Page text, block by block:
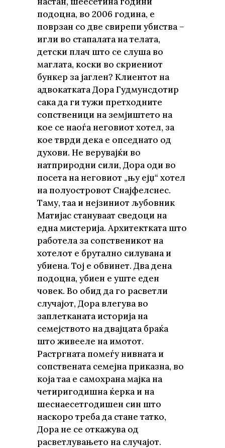
подоцна, во 2006 година, е
поврзан со две свирепи убиства –
игли во стапалата на телата,
детски плач што се слуша во
маглата, коски во скриениот
бункер за јаглен? Клиентот на
адвокатката Дора Гудмунсдотир
сака да ги тужи претходните
сопственици на земјиштето на
кое се наоѓа неговиот хотел, за
кое тврди дека е опседнато од
духови. Не верувајќи во
натприродни сили, Дора оди во
посета на неговиот „њу ејџ“ хотел
на полуостровот Снајфелснес.
Таму, таа и нејзиниот љубовник
Матијас стануваат сведоци на
една мистерија. Архитектката што
работела за сопственикот на
хотелот е брутално силувана и
убиена. Тој е обвинет. Два дена
подоцна, убиен е уште еден
човек. Во обид да го расветли
случајот, Дора влегува во
заплетканата историја на
семејството на двајцата браќа
што живееле на имотот.
Растргната помеѓу нивната и
сопствената семејна приказна, во
која таа е самохрана мајка на
четиригодишна ќерка и на
шеснаесетгодишен син што
наскоро треба да стане татко,
Дора не се откажува од
расветлувањето на случајот.